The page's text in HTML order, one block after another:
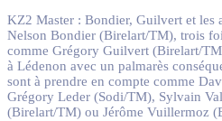
KZ2 Master : Bondier, Guilvert et les
Nelson Bondier (Birelart/TM), trois
comme Grégory Guilvert (Birelart/
à Lédenon avec un palmarès
sont à prendre en compte comme
Grégory Leder (Sodi/TM), Sylvain
(Birelart/TM) ou Jérôme Vuillermoz